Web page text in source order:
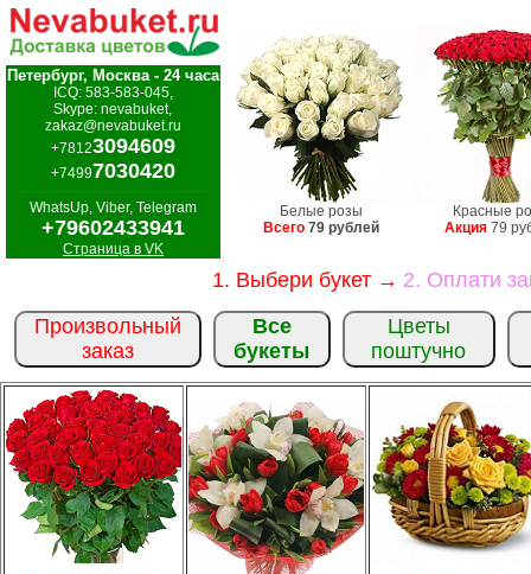
Петербург, Москва - 24 часа
ICQ: 583-583-045,
Skype: nevabuket,
zakaz@nevabuket.ru
+78123094609
+74997030420
WhatsUp, Viber, Telegram
+79602433941
Страница в VK
Белые розы
Всего 79 рублей
Красные
Акция 79
1. Выбери букет → 2. Оплати
Произвольный
заказ
Все
букеты
Цветы
поштучно